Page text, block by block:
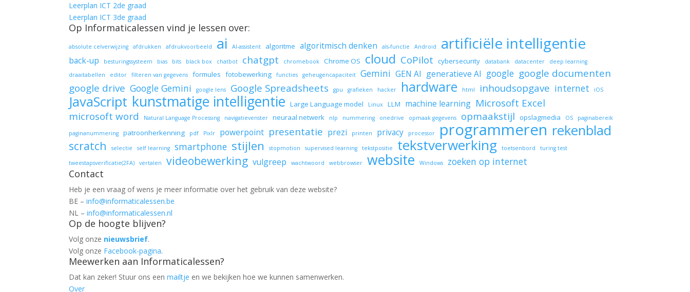
Leerplan ICT 2de graad
Leerplan ICT 3de graad
Op Informaticalessen vind je lessen over:
absolute celverwijzing afdrukken afdrukvoorbeeld ai AI-assistent algoritme algoritmisch denken als-functie Android artificiële intelligentie
back-up besturingssysteem bias bits black box chatbot chatgpt chromebook Chrome OS cloud CoPilot cybersecurity databank datacenter
deep learning
draaitabellen
editor filteren van gegevens formules fotobewerking functies geheugencapaciteit Gemini GEN AI generatieve AI google google documenten
google drive Google Gemini google lens Google Spreadsheets gpu grafieken hacker hardware html inhoudsopgave internet iOS
JavaScript kunstmatige intelligentie Large Language model Linux LLM machine learning Microsoft Excel
microsoft word
Natural Language Processing navigatievenster neuraal netwerk nlp nummering onedrive opmaak gegevens opmaakstijl opslagmedia OS paginabereik
paginanummering patroonherkenning pdf Pixlr powerpoint presentatie prezi printen privacy processor programmeren rekenblad
scratch selectie self learning smartphone stijlen stopmotion supervised learning tekstpositie tekstverwerking toetsenbord turing test
tweestapsverificatie(2FA) vertalen videobewerking vulgreep wachtwoord webbrowser website Windows
zoeken op internet
Contact
Heb je een vraag of wens je meer informatie over het gebruik van deze website?
BE –info@informaticalessen.be
NL –info@informaticalessen.nl
Op de hoogte blijven?
Volg onze nieuwsbrief.
Volg onze Facebook-pagina.
Meewerken aan Informaticalessen?
Dat kan zeker! Stuur ons eenmailtje en we bekijken hoe we kunnen samenwerken.
Over